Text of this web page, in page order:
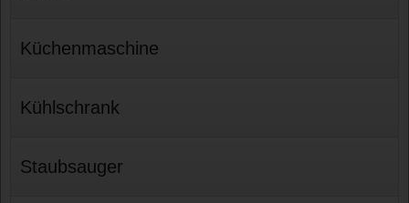
Küchenmaschine
Kühlschrank
Staubsauger